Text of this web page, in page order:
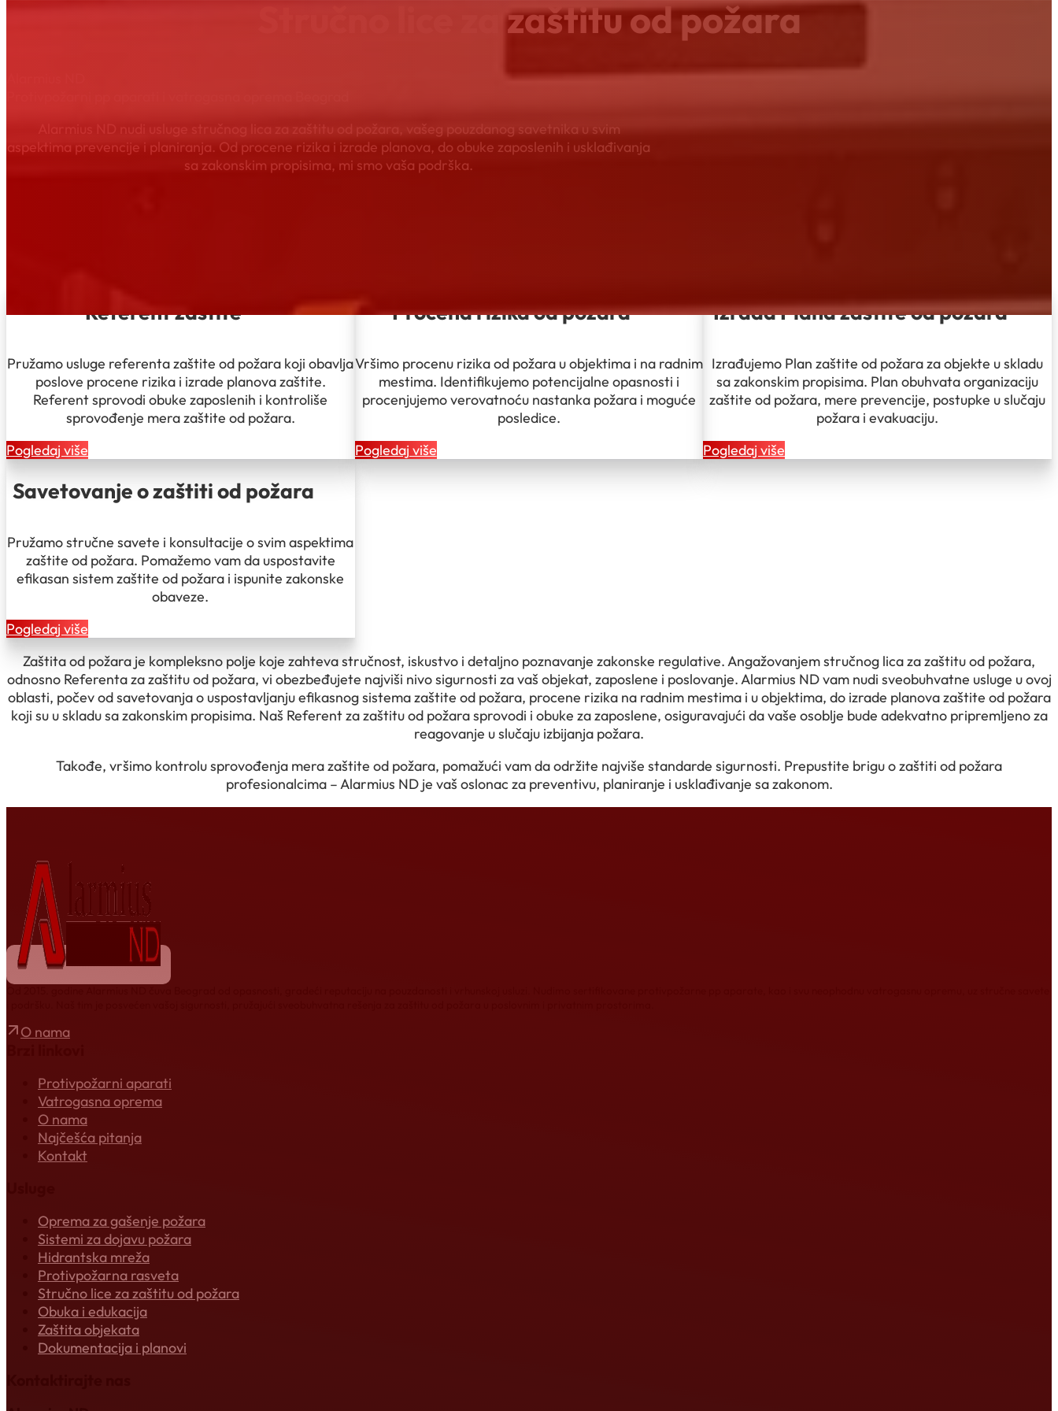
Stručno lice za zaštitu od požara
Alarmius ND nudi usluge stručnog lica za zaštitu od požara, vašeg pouzdanog savetnika u svim
aspektima prevencije i planiranja. Od procene rizika i izrade planova, do obuke zaposlenih i usklađivanja
sa zakonskim propisima, mi smo vaša podrška.
Referent zaštite
Pružamo usluge referenta zaštite od požara koji obavlja
poslove procene rizika i izrade planova zaštite.
Referent sprovodi obuke zaposlenih i kontroliše
sprovođenje mera zaštite od požara.
Pogledaj više
Procena rizika od požara
Vršimo procenu rizika od požara u objektima i na radnim
mestima. Identifikujemo potencijalne opasnosti i
procenjujemo verovatnoću nastanka požara i moguće
posledice.
Pogledaj više
Izrada Plana zaštite od požara
Izrađujemo Plan zaštite od požara za objekte u skladu
sa zakonskim propisima. Plan obuhvata organizaciju
zaštite od požara, mere prevencije, postupke u slučaju
požara i evakuaciju.
Pogledaj više
Savetovanje o zaštiti od požara
Pružamo stručne savete i konsultacije o svim aspektima
zaštite od požara. Pomažemo vam da uspostavite
efikasan sistem zaštite od požara i ispunite zakonske
obaveze.
Pogledaj više
Zaštita od požara je kompleksno polje koje zahteva stručnost, iskustvo i detaljno poznavanje zakonske regulative. Angažovanjem stručnog lica za zaštitu od požara,
odnosno Referenta za zaštitu od požara, vi obezbeđujete najviši nivo sigurnosti za vaš objekat, zaposlene i poslovanje. Alarmius ND vam nudi sveobuhvatne usluge u ovoj
oblasti, počev od savetovanja o uspostavljanju efikasnog sistema zaštite od požara, procene rizika na radnim mestima i u objektima, do izrade planova zaštite od požara
koji su u skladu sa zakonskim propisima. Naš Referent za zaštitu od požara sprovodi i obuke za zaposlene, osiguravajući da vaše osoblje bude adekvatno pripremljeno za
reagovanje u slučaju izbijanja požara.
Takođe, vršimo kontrolu sprovođenja mera zaštite od požara, pomažući vam da održite najviše standarde sigurnosti. Prepustite brigu o zaštiti od požara
profesionalcima – Alarmius ND je vaš oslonac za preventivu, planiranje i usklađivanje sa zakonom.
O nama
Protivpožarni aparati
Vatrogasna oprema
O nama
Najčešća pitanja
Kontakt
Oprema za gašenje požara
Sistemi za dojavu požara
Hidrantska mreža
Protivpožarna rasveta
Stručno lice za zaštitu od požara
Obuka i edukacija
Zaštita objekata
Dokumentacija i planovi